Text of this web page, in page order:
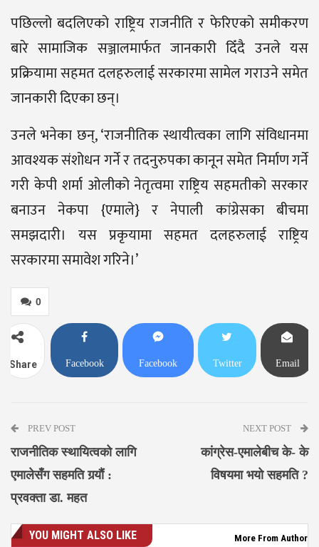
पछिल्लो बदलिएको राष्ट्रिय राजनीति र फेरिएको समीकरण
बारे सामाजिक सञ्जालमार्फत जानकारी दिँदै उनले यस
प्रक्रियामा सहमत दलहरुलाई सरकारमा सामेल गराउने समेत
जानकारी दिएका छन्।
उनले भनेका छन्, ‘राजनीतिक स्थायीत्वका लागि संविधानमा
आवश्यक संशोधन गर्ने र तदनुरुपका कानून समेत निर्माण गर्ने
गरी केपी शर्मा ओलीको नेतृत्वमा राष्ट्रिय सहमतीको सरकार
बनाउन नेकपा {एमाले} र नेपाली कांग्रेसका बीचमा
समझदारी। यस प्रकृयामा सहमत दलहरुलाई राष्ट्रिय
सरकारमा समावेश गरिने।’
0
Share Facebook Facebook Twitter Email
PREV POST
राजनीतिक स्थायित्वको लागि
एमालेसँग सहमति गर्‍याैं :
प्रवक्ता डा. महत
NEXT POST
कांग्रेस-एमालेबीच के- के
विषयमा भयो सहमति ?
YOU MIGHT ALSO LIKE More From Author